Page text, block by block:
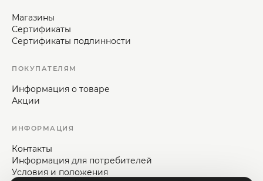
Магазины
Сертификаты
Сертификаты подлинности
ПОКУПАТЕЛЯМ
Информация о товаре
Акции
ИНФОРМАЦИЯ
Контакты
Информация для потребителей
Условия и положения